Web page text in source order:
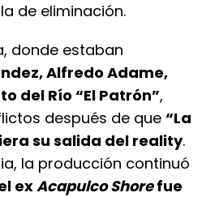
de eliminación.
donde estaban
Alfredo Adame,
del Río “El Patrón”,
después de que “La
su salida del reality.
la producción continuó
exAcapulco Shorefue